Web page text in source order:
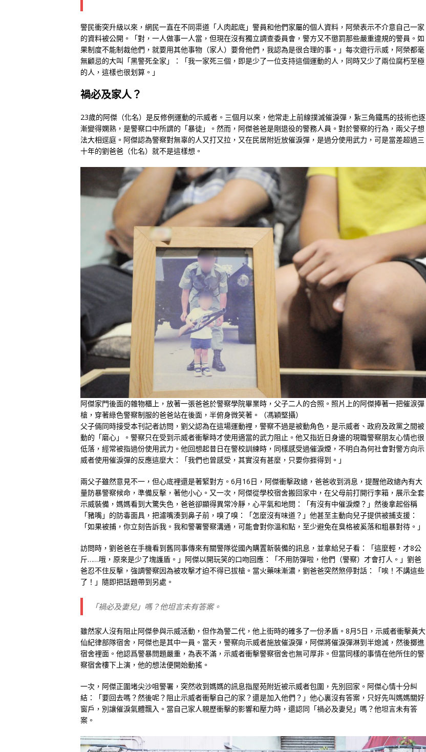
警民衝突升級以來，網民一直在不同渠道「人肉起底」警員和他們家屬的個人資料，阿榮表示不介意自己一家
的資料被公開。「對，一人做事一人當，但現在沒有獨立調查委員會，警方又不懲罰那些嚴重違規的警員。如
果制度不能制裁他們，就要用其他事物（家人）要脅他們，我認為是很合理的事。」每次遊行示威，阿榮都毫
無顧忌的大叫「黑警死全家」：「我一家死三個，即是少了一位支持這個運動的人，同時又少了兩位腐朽至極
的人，這樣也很划算。」
禍必及家人？
23歲的阿傑（化名）是反修例運動的示威者。三個月以來，他常走上前線撲滅催淚彈，紥三角鐵馬的技術也逐
漸變得嫻熟，是警察口中所謂的「暴徒」。然而，阿傑爸爸是剛退役的警務人員。對於警察的行為，兩父子想
法大相逕庭。阿傑認為警察對無辜的人又打又拉，又在民居附近放催淚彈，是過分使用武力，可是當差超過三
十年的劉爸爸（化名）就不是這樣想。
阿傑家門後面的雜物櫃上，放著一張爸爸於警察學院畢業時，父子二人的合照。照片上的阿傑捧著一把催涙彈
槍，穿著綠色警察制服的爸爸站在後面，半俯身微笑著。（馮穎堅攝）
父子倆同時接受本刊記者訪問，劉父認為在這場運動裡，警察不過是被動角色，是示威者、政府及政黨之間被
動的「磨心」。警察只在受到示威者衝擊時才使用適當的武力阻止。他又指近日身邊的現職警察朋友心情也很
低落，經常被指過份使用武力。他回想起昔日在警校訓練時，同樣感受過催淚煙，不明白為何社會對警方向示
威者使用催淚彈的反應這麼大：「我們也曾感受，其實沒有甚麼，只要你捱得到。」
兩父子雖然意見不一，但心底裡還是著緊對方。6月16日，阿傑衝擊政總，爸爸收到消息，提醒他政總內有大
量防暴警察候命，準備反擊，著他小心。又一次，阿傑從學校宿舍搬回家中，在父母前打開行李箱，展示全套
示威裝備，媽媽看到大驚失色，爸爸卻顯得異常冷靜，心平氣和地問：「有沒有中催淚煙？」然後拿起俗稱
「豬嘴」的防毒面具，把濾嘴湊到鼻子前，嗅了嗅：「怎麼沒有味道？」他甚至主動向兒子提供被捕支援：
「如果被捕，你立刻告訴我。我和警署警察溝通，可能會對你溫和點，至少避免在臭格被奚落和粗暴對待。」
訪問時，劉爸爸在手機看到舊同事傳來有關警隊從國內購置新裝備的訊息，並拿給兒子看：「這麼輕，才8公
斤……哦，原來是少了塊護盾。」阿傑以開玩笑的口吻回應：「不用防彈啦，他們（警察）才會打人。」劉爸
爸忍不住反擊，強調警察因為被攻擊才迫不得已拔槍。當火藥味漸濃，劉爸爸突然煞停對話：「唉！不講這些
了！」隨即把話題帶到另處。
「禍必及妻兒」嗎？他坦言未有答案。
雖然家人沒有阻止阿傑參與示威活動，但作為警二代，他上街時的確多了一份矛盾。8月5日，示威者衝擊黃大
仙紀律部隊宿舍，阿傑也是其中一員。當天，警察向示威者施放催淚彈，阿傑將催淚彈淋到半熄滅，然後擲進
宿舍裡面。他認爲警暴問題嚴重，為表不滿，示威者衝擊警察宿舍也無可厚非。但當同樣的事情在他所住的警
察宿舍樓下上演，他的想法便開始動搖。
一次，阿傑正圍堵尖沙咀警署，突然收到媽媽的訊息指屋苑附近被示威者包圍，先別回家。阿傑心情十分糾
結：「要回去嗎？然後呢？阻止示威者衝擊自己的家？還是加入他們？」他心裏沒有答案，只好先叫媽媽關好
窗戶，別讓催淚氣體飄入。當自己家人親歷衝擊的影響和壓力時，還認同「禍必及妻兒」嗎？他坦言未有答
案。